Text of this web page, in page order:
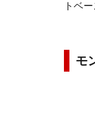
トベ
モ